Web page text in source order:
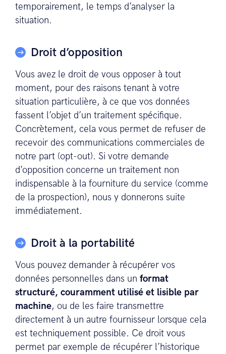
temporairement, le temps d’analyser la
situation.
Droit d’opposition
Vous avez le droit de vous opposer à tout
moment, pour des raisons tenant à votre
situation particulière, à ce que vos données
fassent l’objet d’un traitement spécifique.
Concrètement, cela vous permet de refuser de
recevoir des communications commerciales de
notre part (opt-out). Si votre demande
d’opposition concerne un traitement non
indispensable à la fourniture du service (comme
de la prospection), nous y donnerons suite
immédiatement.
Droit à la portabilité
Vous pouvez demander à récupérer vos
données personnelles dans un format
structuré, couramment utilisé et lisible par
machine, ou de les faire transmettre
directement à un autre fournisseur lorsque cela
est techniquement possible. Ce droit vous
permet par exemple de récupérer l’historique